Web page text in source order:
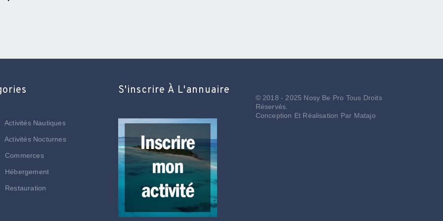
Activités Nautiques
Activités Nocturnes
Commerces
Hébergement
Restauration
S'inscrire À L'annuaire
© 2018 - 2025 Nosy Be Pro Tous Droits
Réservés.
Conception Et Réalisation Par Matajo